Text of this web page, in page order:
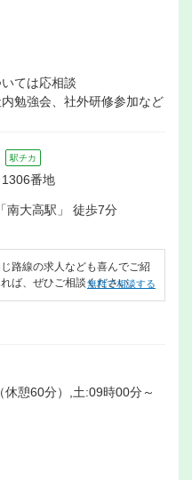
ては応相談
勉強会、社外研修参加など
駅チカ
番地
南大高駅」 徒歩7分
路線の求人なども喜んでご紹
ば、ぜひご相談ください。
無料で相談する
憩60分）,土:09時00分～